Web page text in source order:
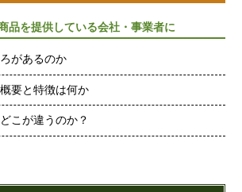
品を提供している会社・事業者に
があるのか
要と特徴は何か
こが違うのか？